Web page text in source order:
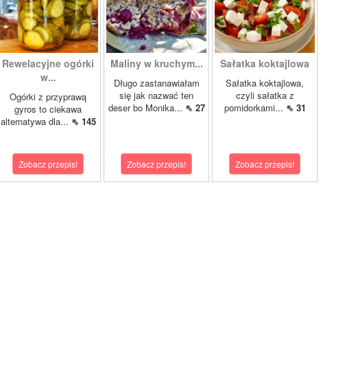
Rewelacyjne ogórki
w...
Ogórki z przyprawą
gyros to ciekawa
alternatywa dla... ⇖ 145
Zobacz przepis!
Maliny w kruchym...
Długo zastanawiałam
się jak nazwać ten
deser bo Monika... ⇖ 27
Zobacz przepis!
Sałatka koktajlowa
Sałatka koktajlowa,
czyli sałatka z
pomidorkami... ⇖ 31
Zobacz przepis!